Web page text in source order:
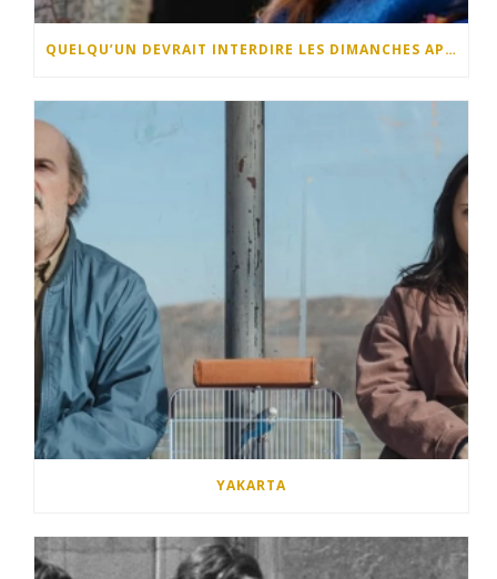
QUELQU’UN DEVRAIT INTERDIRE LES DIMANCHES APRÈS-MIDI
YAKARTA